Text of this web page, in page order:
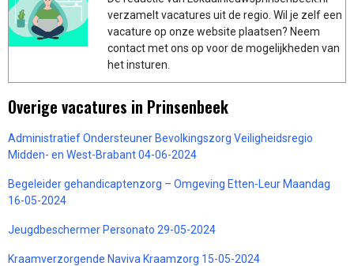
verzamelt vacatures uit de regio. Wil je zelf een
vacature op onze website plaatsen? Neem
contact met ons op voor de mogelijkheden van
het insturen.
Overige vacatures in Prinsenbeek
Administratief Ondersteuner Bevolkingszorg Veiligheidsregio
Midden- en West-Brabant 04-06-2024
Begeleider gehandicaptenzorg – Omgeving Etten-Leur Maandag
16-05-2024
Jeugdbeschermer Personato 29-05-2024
Kraamverzorgende Naviva Kraamzorg 15-05-2024